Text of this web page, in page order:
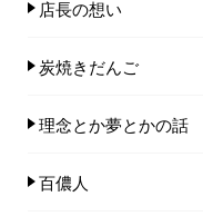
店長の想い
炭焼きだんご
理念とか夢とかの話
百儂人